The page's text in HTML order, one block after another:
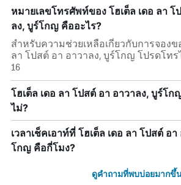
หมายเลขโทรศัพท์ของ โฮเต็ล เดอ ลา โ
ลง, บูร์โกญ คืออะไร?
สำหรับความช่วยเหลือเกี่ยวกับการจอง
ลา โปสต์ อา อาวาลง, บูร์โกญ โปรดโทรไ
16
โฮเต็ล เดอ ลา โปสต์ อา อาวาลง, บูร์โ
ไม่?
เวลาเช็คเอาท์ที่ โฮเต็ล เดอ ลา โปสต์ อ
โกญ คือกี่โมง?
ดูคำถามที่พบบ่อยมากขึ้